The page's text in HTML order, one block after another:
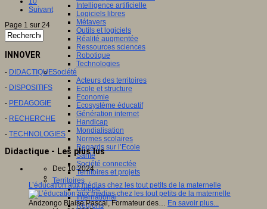
Intelligence artificielle
Logiciels libres
Métavers
Outils et logiciels
Réalité augmentée
Ressources sciences
Robotique
Technologies
Société
Acteurs des territoires
Ecole et structure
Economie
Ecosystème éducatif
Génération internet
Handicap
Mondialisation
Normes scolaires
Regards sur l’Ecole
Santé
Société connectée
Territoires et projets
Territoires
Europe
International
Régions
Suivant
Page 1 sur 24
INNOVER
- DIDACTIQUE
- DISPOSITIFS
- PEDAGOGIE
- RECHERCHE
- TECHNOLOGIES
Didactique - Les plus lus
Dec 10 2024
L’éducation aux médias chez les tout petits de la maternelle
Andzongo Blaise Pascal, Formateur des… En savoir plus...